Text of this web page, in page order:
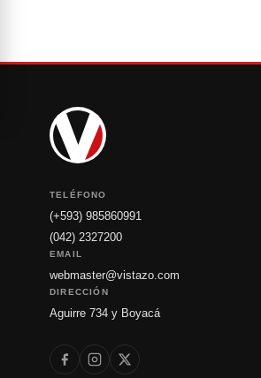
TELÉFONO
(+593) 985860991
(042) 2327200
EMAIL
webmaster@vistazo.com
DIRECCIÓN
Aguirre 734 y Boyacá